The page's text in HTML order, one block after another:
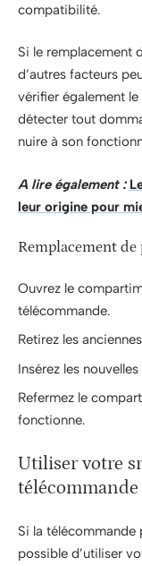
compatibilité.
Si le remplacement
d’autres facteurs
vérifier également
détecter tout
nuire à son
A lire également :
leur origine pour
Remplacement de
Ouvrez le
télécommande.
Retirez les
Insérez les
Refermez le
fonctionne.
Utiliser votre
Si la
possible d’utiliser